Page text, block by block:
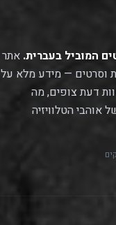
אתר
וסרטים — מידע מלא על
דעת צופים, מה
הטלוויזיה